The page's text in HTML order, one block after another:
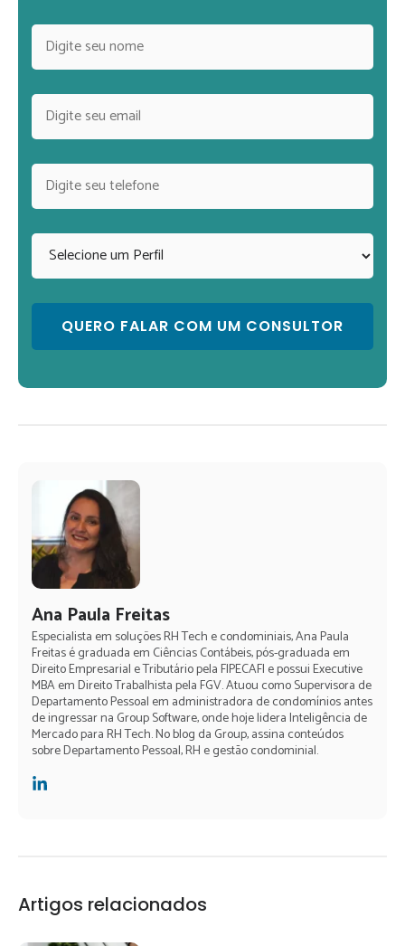
Ana Paula Freitas
Especialista em soluções RH Tech e condominiais, Ana Paula
Freitas é graduada em Ciências Contábeis, pós-graduada em
Direito Empresarial e Tributário pela FIPECAFI e possui Executive
MBA em Direito Trabalhista pela FGV. Atuou como Supervisora de
Departamento Pessoal em administradora de condomínios antes
de ingressar na Group Software, onde hoje lidera Inteligência de
Mercado para RH Tech. No blog da Group, assina conteúdos
sobre Departamento Pessoal, RH e gestão condominial.
Artigos relacionados